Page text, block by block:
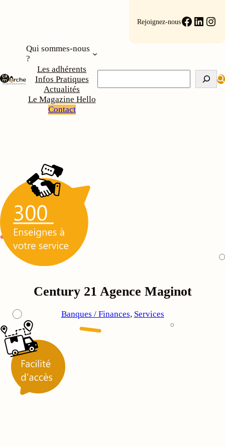
Rejoignez-nous
Qui sommes-nous
?
Les adhérents
Infos Pratiques
Actualités
Le Magazine Hello
Contact
Century 21 Agence Maginot
Banques / Finances, Services